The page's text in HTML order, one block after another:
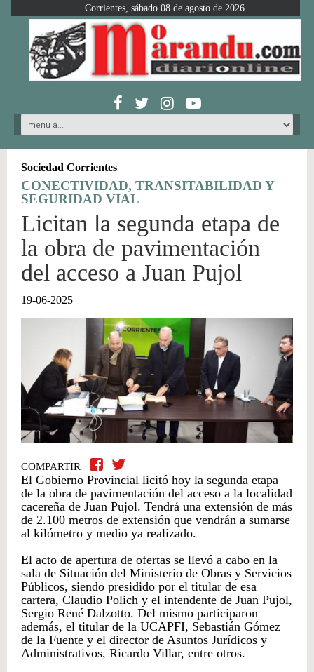
Corrientes, sábado 08 de agosto de 2026
Sociedad Corrientes
CONECTIVIDAD, TRANSITABILIDAD Y
SEGURIDAD VIAL
Licitan la segunda etapa de
la obra de pavimentación
del acceso a Juan Pujol
19-06-2025
COMPARTIR
El Gobierno Provincial licitó hoy la segunda etapa
de la obra de pavimentación del acceso a la localidad
cacereña de Juan Pujol. Tendrá una extensión de más
de 2.100 metros de extensión que vendrán a sumarse
al kilómetro y medio ya realizado.
El acto de apertura de ofertas se llevó a cabo en la
sala de Situación del Ministerio de Obras y Servicios
Públicos, siendo presidido por el titular de esa
cartera, Claudio Polich y el intendente de Juan Pujol,
Sergio René Dalzotto. Del mismo participaron
además, el titular de la UCAPFI, Sebastián Gómez
de la Fuente y el director de Asuntos Jurídicos y
Administrativos, Ricardo Villar, entre otros.